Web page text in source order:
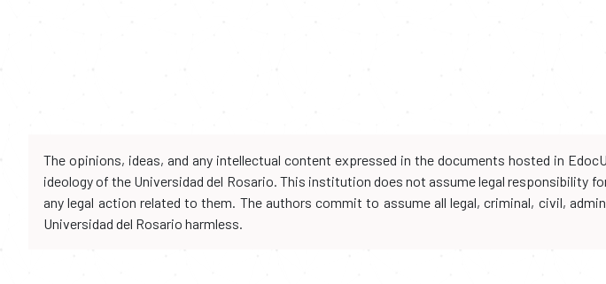
The opinions, ideas, and any intellectual content expressed in the documents hosted in
ideology of the Universidad del Rosario. This institution does not assume legal responsibility
any legal action related to them. The authors commit to assume all legal, criminal, civil,
Universidad del Rosario harmless.